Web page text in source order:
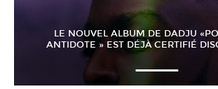
LE NOUVEL ALBUM DE DADJU
ANTIDOTE » EST DÉJÀ CERTIFIÉ